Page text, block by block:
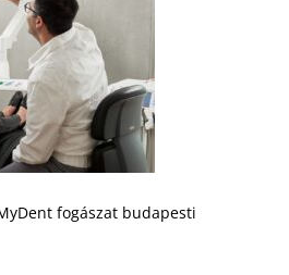
fogászat budapesti